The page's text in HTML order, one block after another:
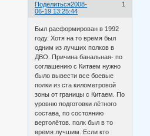
Поделиться 1
2008-
06-19 13:25:44
Был расформирован в 1992
году. Хотя на то время был
одним из лучших полков в
ДВО. Причина банальная- по
соглашению с Китаем нужно
было вывести все боевые
полки из ста километровой
зоны от границы с Китаем. По
уровню подготовки лётного
состава, по состоянию
вертолётов. полк был в то
время лучшим. Если кто